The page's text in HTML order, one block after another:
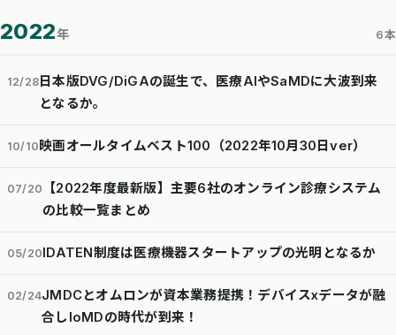
2022年 6本
12/28日本版DVG/DiGAの誕生で、医療AIやSaMDに大波到来
となるか。
10/10映画オールタイムベスト100（2022年10月30日ver）
07/20
【2022年度最新版】主要6社のオンライン診療システム
の比較一覧まとめ
05/20IDATEN制度は医療機器スタートアップの光明となるか
02/24JMDCとオムロンが資本業務提携！デバイスxデータが融
合しIoMDの時代が到来！